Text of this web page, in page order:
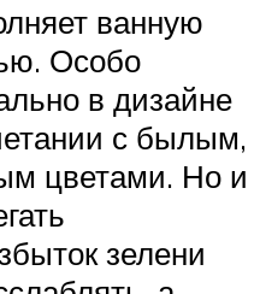
ванную
Особо
в дизайне
с былым,
цветами. Но и
зелени